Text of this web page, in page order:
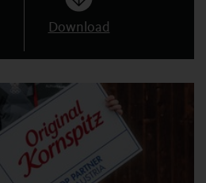
Download